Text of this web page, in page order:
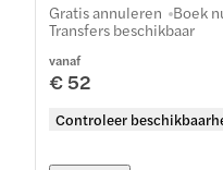
vanaf
€ 52
Controleer
Gratis annuleren Boek
Transfers beschikbaar